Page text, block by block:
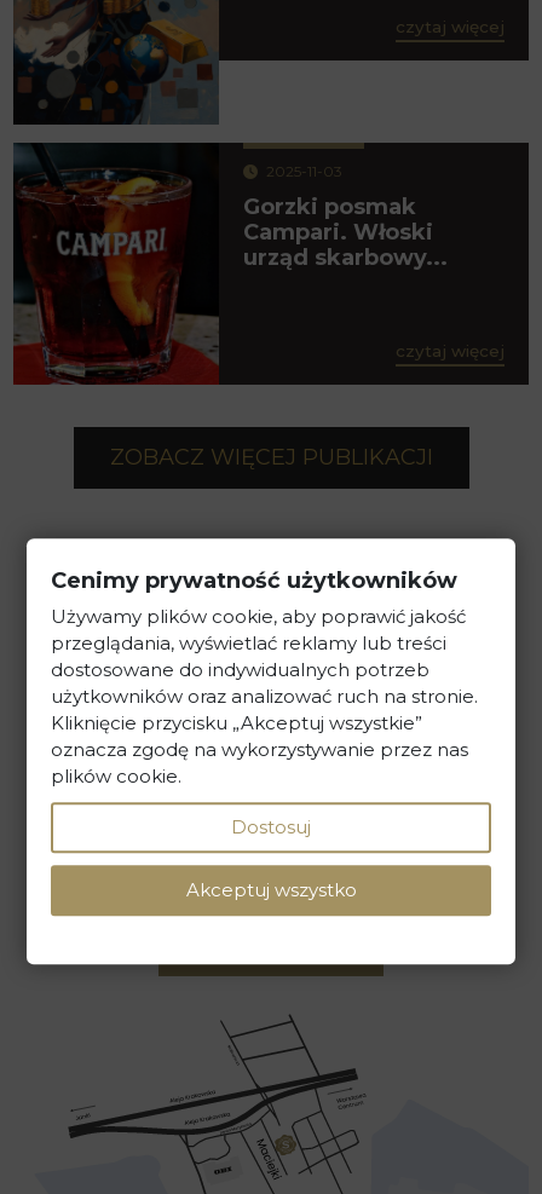
czytaj więcej
2025-11-03
Gorzki posmak
Campari. Włoski
urząd skarbowy...
czytaj więcej
ZOBACZ WIĘCEJ PUBLIKACJI
Kancelaria Prawna Skarbiec
ul. Maciejki 13, 02-181 Warszawa
tel. +48 22 586 40 00
sekretariat@kancelaria-skarbiec.pl
Cenimy prywatność użytkowników
Używamy plików cookie, aby poprawić jakość
przeglądania, wyświetlać reklamy lub treści
dostosowane do indywidualnych potrzeb
użytkowników oraz analizować ruch na stronie.
Kliknięcie przycisku „Akceptuj wszystkie”
oznacza zgodę na wykorzystywanie przez nas
plików cookie.
Dostosuj
Akceptuj wszystko